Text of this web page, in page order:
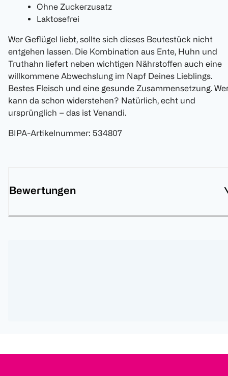
Ohne Zuckerzusatz
Laktosefrei
Wer Geflügel liebt, sollte sich dieses Beutestück nicht
entgehen lassen. Die Kombination aus Ente, Huhn und
Truthahn liefert neben wichtigen Nährstoffen auch eine
willkommene Abwechslung im Napf Deines Lieblings.
Bestes Fleisch und eine gesunde Zusammensetzung.
kann da schon widerstehen? Natürlich, echt und
ursprünglich – das ist Venandi.
BIPA-Artikelnummer: 534807
Bewertungen